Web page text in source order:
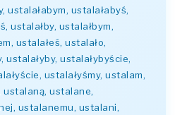
ustalałabym, ustalałabyś,
ustalałby, ustalałbym,
ustalałeś, ustalało,
ustalałyby, ustalałybyście,
ustalałyśmy, ustalam,
ustalane,
ustalanemu, ustalani,